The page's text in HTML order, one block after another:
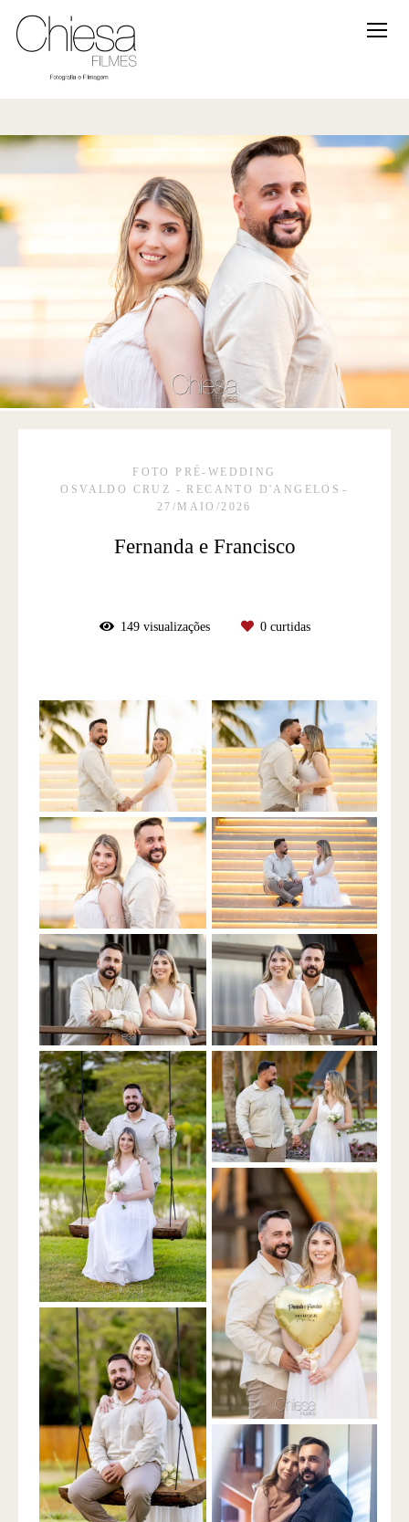
FOTO PRÉ-WEDDING
OSVALDO CRUZ - RECANTO D'ANGELOS
27/MAIO/2026
Fernanda e Francisco
149visualizações 0curtidas